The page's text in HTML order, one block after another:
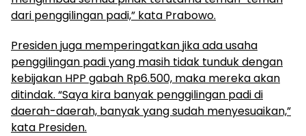
dari penggilingan padi,” kata Prabowo.
Presiden juga memperingatkan jika ada usaha
penggilingan padi yang masih tidak tunduk dengan
kebijakan HPP gabah Rp6.500, maka mereka akan
ditindak. “Saya kira banyak penggilingan padi di
daerah-daerah, banyak yang sudah menyesuaikan,”
kata Presiden.